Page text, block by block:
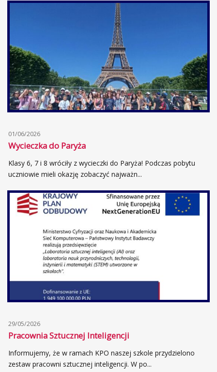
01/06/2026
Wycieczka do Paryża
Klasy 6, 7 i 8 wróciły z wycieczki do Paryża! Podczas pobytu
uczniowie mieli okazję zobaczyć najważn...
29/05/2026
Pracownia Sztucznej Inteligencji
Informujemy, że w ramach KPO naszej szkole przydzielono
zestaw pracowni sztucznej inteligencji. W po...